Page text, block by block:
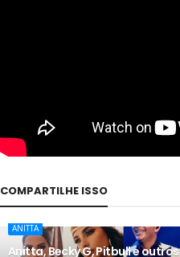
COMPARTILHE ISSO
ANITTA
Anitta, Becky G, Pitbull e outros